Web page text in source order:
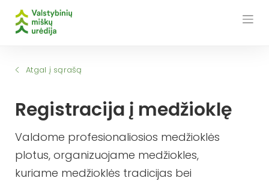
Atgal į sąrašą
Registracija į medžioklę
Valdome profesionaliosios medžioklės
plotus, organizuojame medžiokles,
kuriame medžioklės tradicijas bei